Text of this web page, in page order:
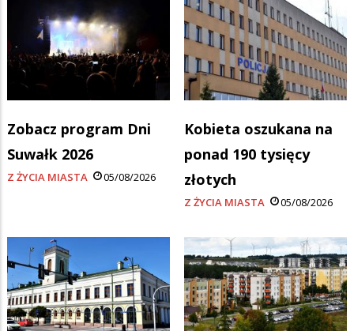
Zobacz program Dni
Suwałk 2026
Z ŻYCIA MIASTA 05/08/2026
Kobieta oszukana na
ponad 190 tysięcy
złotych
Z ŻYCIA MIASTA 05/08/2026